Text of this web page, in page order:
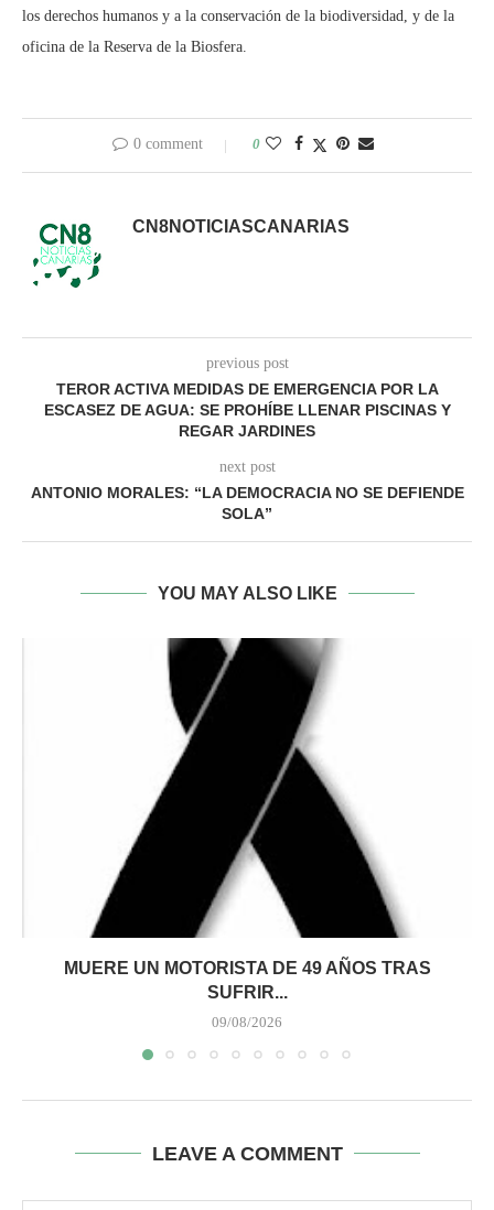
los derechos humanos y a la conservación de la biodiversidad, y de la
oficina de la Reserva de la Biosfera.
0 comment 0
CN8NOTICIASCANARIAS
previous post
TEROR ACTIVA MEDIDAS DE EMERGENCIA POR LA
ESCASEZ DE AGUA: SE PROHÍBE LLENAR PISCINAS Y
REGAR JARDINES
next post
ANTONIO MORALES: “LA DEMOCRACIA NO SE DEFIENDE
SOLA”
YOU MAY ALSO LIKE
MUERE UN MOTORISTA DE 49 AÑOS TRAS
SUFRIR...
09/08/2026
LEAVE A COMMENT